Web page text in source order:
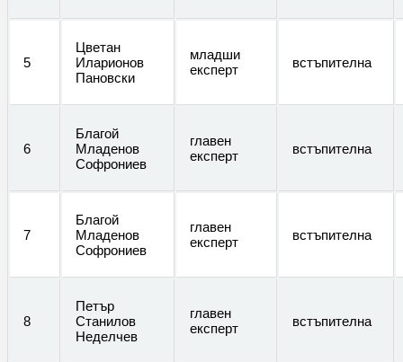
5
Цветан
Иларионов
Пановски
младши
експерт
встъпителна
6
Благой
Младенов
Софрониев
главен
експерт
встъпителна
7
Благой
Младенов
Софрониев
главен
експерт
встъпителна
8
Петър
Станилов
Неделчев
главен
експерт
встъпителна